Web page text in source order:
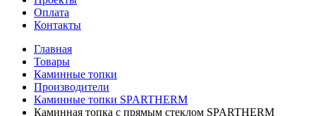
Оплата
Контакты
Главная
Товары
Каминные топки
Производители
Каминные топки SPARTHERM
Каминная топка с прямым стеклом SPARTHERM